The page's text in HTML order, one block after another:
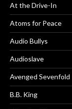
At the Drive-In
Atoms for Peace
Audio Bullys
Audioslave
Avenged Sevenfold
B.B. King